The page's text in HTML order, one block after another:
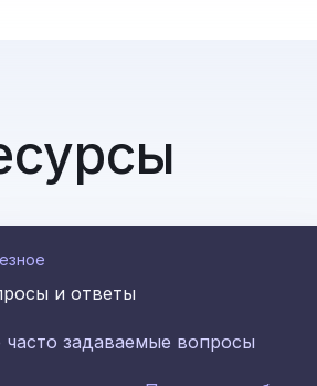
и ответы
часто задаваемые вопросы